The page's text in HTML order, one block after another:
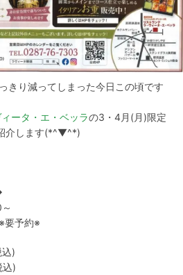
きり減ってしまった今日この頃です
ータ・エ・ベッラの3・4月(月)限定
介します(*^▼^*)
要予約※
込)
込)